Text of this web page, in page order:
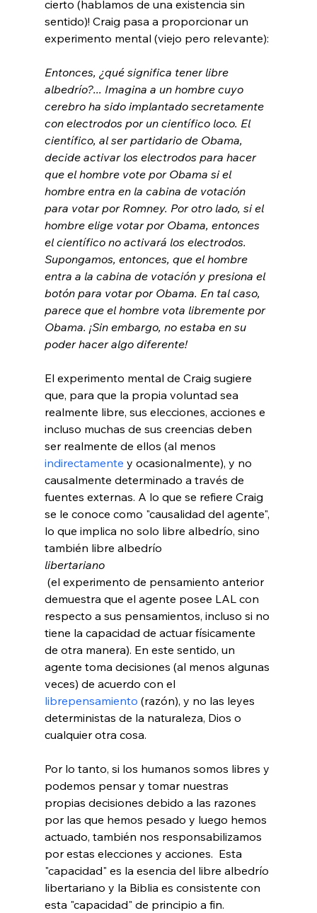
cierto (hablamos de una existencia sin
sentido)! Craig pasa a proporcionar un
Entonces, ¿qué significa tener libre
albedrío?... Imagina a un hombre cuyo
cerebro ha sido implantado secretamente
con electrodos por un científico loco. El
científico, al ser partidario de Obama,
decide activar los electrodos para hacer
que el hombre vote por Obama si el
hombre entra en la cabina de votación
para votar por Romney. Por otro lado, si el
hombre elige votar por Obama, entonces
el científico no activará los electrodos.
Supongamos, entonces, que el hombre
entra a la cabina de votación y presiona el
botón para votar por Obama. En tal caso,
parece que el hombre vota libremente por
Obama. ¡Sin embargo, no estaba en su
poder hacer algo diferente!
El experimento mental de Craig sugiere
que, para que la propia voluntad sea
realmente libre, sus elecciones, acciones e
incluso muchas de sus creencias deben
ser realmente de ellos (al menos
indirectamente y ocasionalmente), y no
causalmente determinado a través de
fuentes externas. A lo que se refiere Craig
se le conoce como "causalidad del agente",
lo que implica no solo libre albedrío, sino
también libre albedrío
libertariano
demuestra que el agente posee LAL con
respecto a sus pensamientos, incluso si no
tiene la capacidad de actuar físicamente
de otra manera). En este sentido, un
agente toma decisiones (al menos algunas
veces) de acuerdo con el
librepensamiento (razón), y no las leyes
deterministas de la naturaleza, Dios o
cualquier otra cosa.
Por lo tanto, si los humanos somos libres y
podemos pensar y tomar nuestras
propias decisiones debido a las razones
por las que hemos pesado y luego hemos
actuado, también nos responsabilizamos
por estas elecciones y acciones. Esta
"capacidad" es la esencia del libre albedrío
libertariano y la Biblia es consistente con
esta "capacidad" de principio a fin.